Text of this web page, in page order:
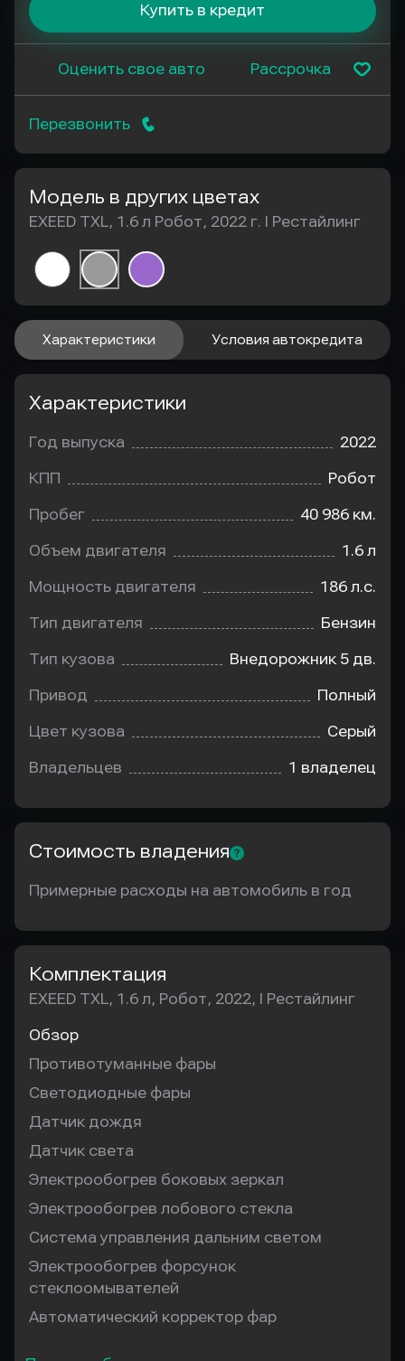
Купить в кредит
Оценить свое авто Рассрочка
Перезвонить
Модель в других цветах
EXEED TXL, 1.6 л Робот, 2022 г. I Рестайлинг
Характеристики Условия автокредита
Характеристики
Год выпуска 2022
КПП Робот
Пробег 40 986 км.
Объем двигателя 1.6 л
Мощность двигателя 186 л.с.
Тип двигателя Бензин
Тип кузова Внедорожник 5 дв.
Привод Полный
Цвет кузова Серый
Владельцев 1 владелец
Стоимость владения
Примерные расходы на автомобиль в год
Комплектация
EXEED TXL, 1.6 л, Робот, 2022, I Рестайлинг
Обзор
Противотуманные фары
Светодиодные фары
Датчик дождя
Датчик света
Электрообогрев боковых зеркал
Электрообогрев лобового стекла
Система управления дальним светом
Электрообогрев форсунок
стеклоомывателей
Автоматический корректор фар